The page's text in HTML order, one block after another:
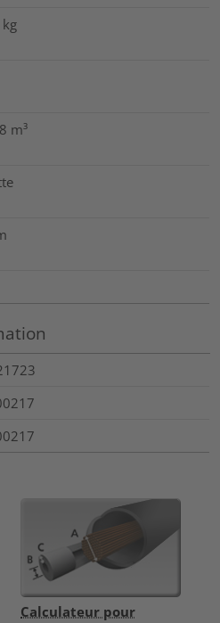
kg
m³
Calculateur pour